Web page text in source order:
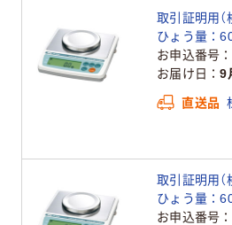
取引証明用
ひょう量：
お申込番号
お届け日
9
直送品
取引証明用
ひょう量：
お申込番号